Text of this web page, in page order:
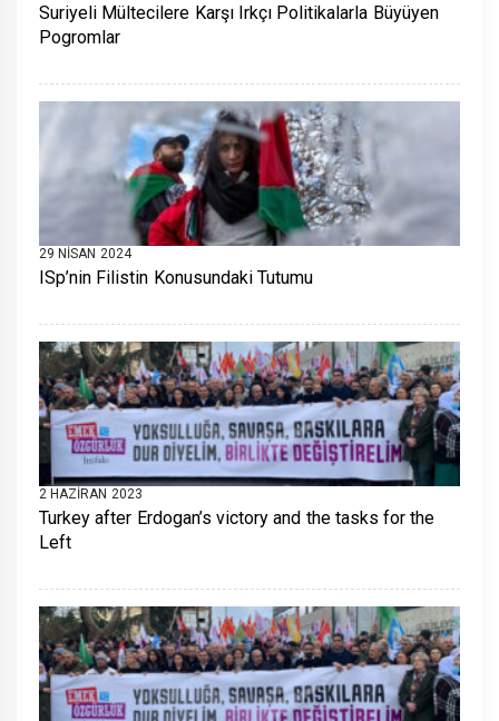
Suriyeli Mültecilere Karşı Irkçı Politikalarla Büyüyen
Pogromlar
29 NISAN 2024
ISp’nin Filistin Konusundaki Tutumu
2 HAZIRAN 2023
Turkey after Erdogan’s victory and the tasks for the
Left